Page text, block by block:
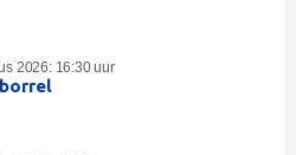
2026: 16:30 uur